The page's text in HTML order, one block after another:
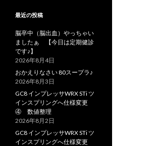
最近の投稿
脳卒中（脳出血）やっちゃい
ましたぁ 【今日は定期健診
です♪】
2026年8月4日
おかえりなさい 80スープラ♪
2026年8月3日
GC8 インプレッサWRX STi ツ
インスプリングへ仕様変更
④ 数値整理
2026年8月2日
GC8 インプレッサWRX STi ツ
インスプリングへ仕様変更